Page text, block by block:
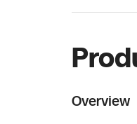
Overview